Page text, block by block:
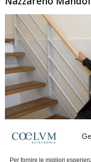
Per fornire le migliori
Frida Paolella - 16 Giugno 2026
spaziale europea e della